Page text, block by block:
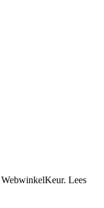
WebwinkelKeur. Lees